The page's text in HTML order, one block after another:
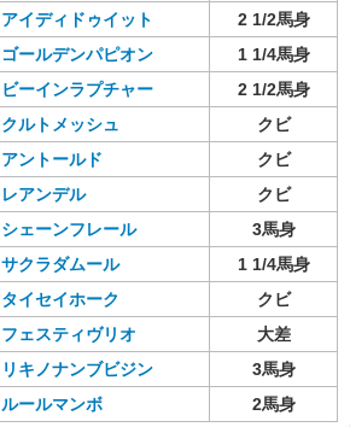
アイディドゥイット
2 1/2馬身
ゴールデンパピオン
1 1/4馬身
ビーインラプチャー
2 1/2馬身
クルトメッシュ
クビ
アントールド
クビ
レアンデル
クビ
シェーンフレール
3馬身
サクラダムール
1 1/4馬身
タイセイホーク
クビ
フェスティヴリオ
大差
リキノナンブビジン
3馬身
ルールマンボ 2馬身